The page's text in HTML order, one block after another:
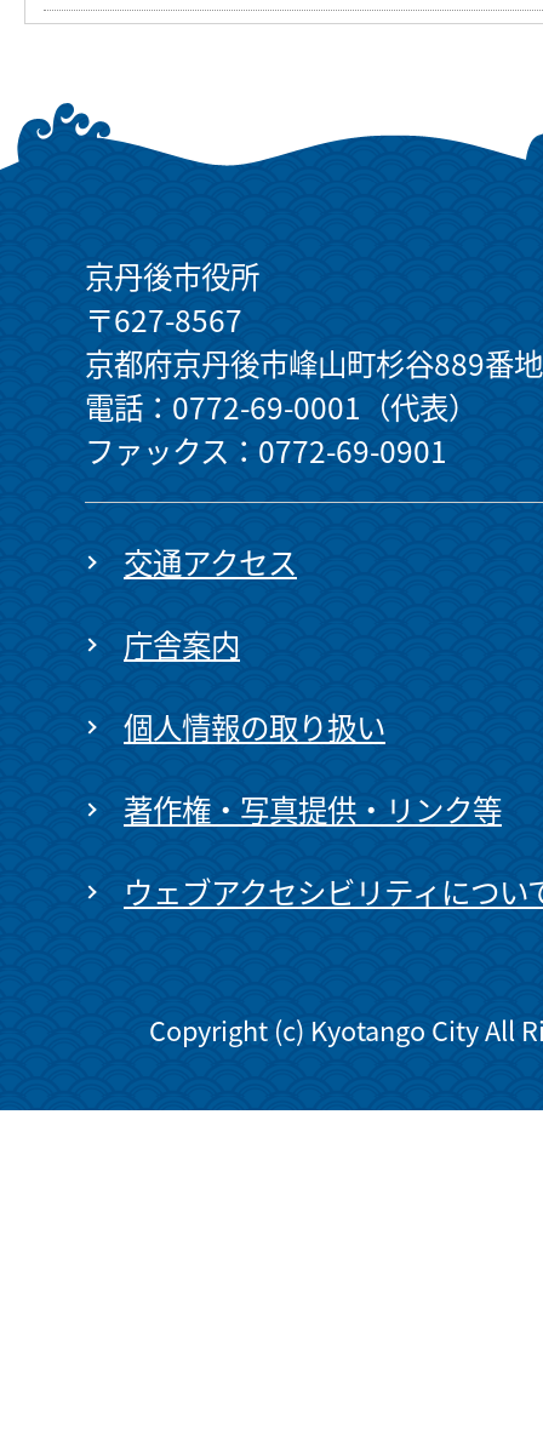
京丹後市役所
〒627-8567
京都府京丹後市峰山町杉谷889番地
電話：0772-69-0001（代表）
ファックス：0772-69-0901
交通アクセス
庁舎案内
個人情報の取り扱い
著作権・写真提供・リンク等
ウェブアクセシビリティについ
Copyright (c) Kyotango City All